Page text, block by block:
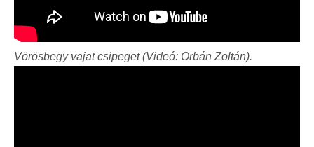
Vörösbegy vajat csipeget (Videó: Orbán Zoltán).